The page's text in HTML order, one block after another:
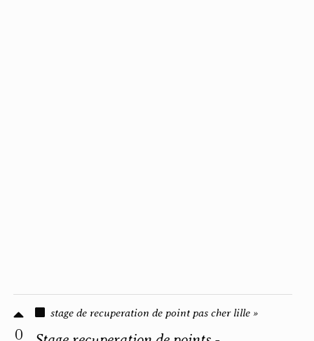
0
stage de recuperation de point pas cher lille »